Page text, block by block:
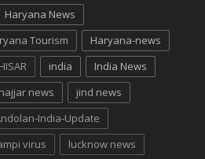
Haryana News
Tourism
Haryana-news
HISAR india
India News
news
jind news
India-Update
virus
lucknow news